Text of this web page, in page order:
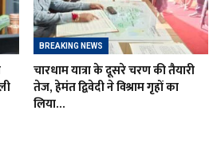
BREAKING NEWS
चारधाम यात्रा के दूसरे चरण की तैयारी
तेज, हेमंत द्विवेदी ने विश्राम गृहों का
लिया…